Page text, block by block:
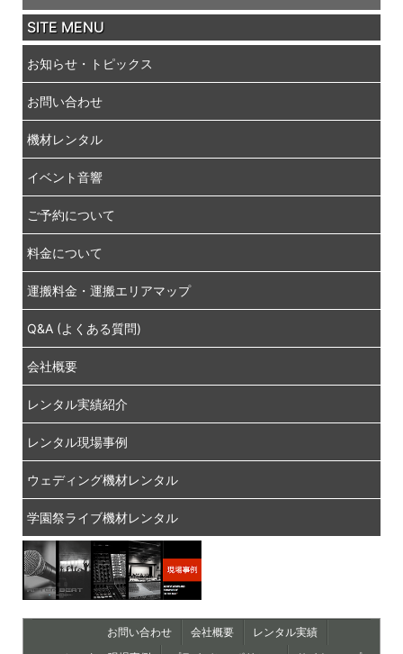
SITE MENU
お知らせ・トピックス
お問い合わせ
機材レンタル
イベント音響
ご予約について
料金について
運搬料金・運搬エリアマップ
Q&A (よくある質問)
会社概要
レンタル実績紹介
レンタル現場事例
ウェディング機材レンタル
学園祭ライブ機材レンタル
お問い合わせ 会社概要
レンタル実績